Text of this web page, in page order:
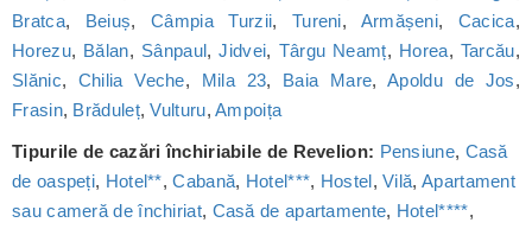
Bratca, Beiuș, Câmpia Turzii, Tureni, Armășeni, Cacica,
Horezu, Bălan, Sânpaul,Jidvei, Târgu Neamț, Horea, Tarcău,
Slănic, Chilia Veche, Mila 23, Baia Mare,Apoldu de Jos,
Frasin, Brăduleț,Vulturu,Ampoița
Tipurile de cazări închiriabile de Revelion: Pensiune, Casă
de oaspeți, Hotel**,Cabană, Hotel***, Hostel,Vilă, Apartament
sau cameră de închiriat, Casă de apartamente, Hotel****,